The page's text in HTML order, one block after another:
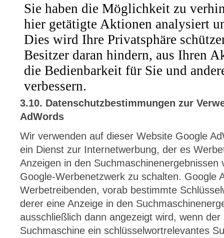
3.10. Datenschutzbestimmungen zur
AdWords
Wir verwenden auf dieser Website Google
ein Dienst zur Internetwerbung, der es
Anzeigen in den Suchmaschinenergebnissen
Google-Werbenetzwerk zu schalten. Google
Werbetreibenden, vorab bestimmte
derer eine Anzeige in den
ausschließlich dann angezeigt wird, wenn
Suchmaschine ein schlüsselwortrelevantes